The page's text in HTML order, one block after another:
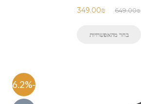
649.00₪
349.00₪
בחר מהאפשרויות
-46.2%